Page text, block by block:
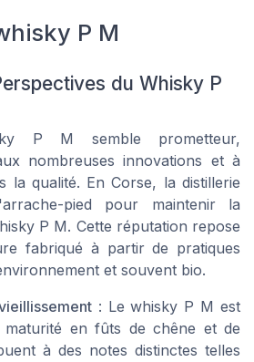
P M
du Whisky P
P M semble prometteur,
nombreuses innovations et à
la qualité. En Corse, la distillerie
pied pour maintenir la
P M. Cette réputation repose
fabriqué à partir de pratiques
et souvent bio.
: Le whisky P M est
en fûts de chêne et de
à des notes distinctes telles